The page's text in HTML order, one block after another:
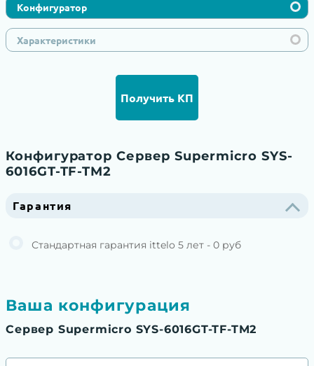
Конфигуратор
Характеристики
Получить КП
Конфигуратор Сервер Supermicro SYS-
6016GT-TF-TM2
Гарантия
Стандартная гарантия ittelo 5 лет - 0 руб
Ваша конфигурация
Сервер Supermicro SYS-6016GT-TF-TM2